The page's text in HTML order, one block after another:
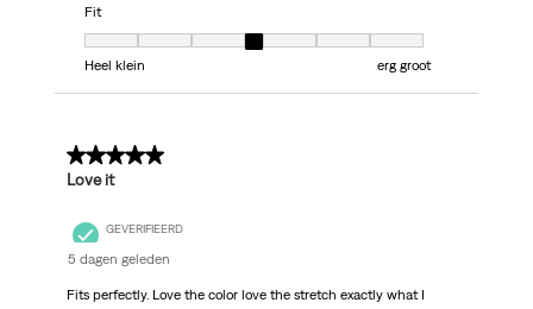
Fit
Fit, 4 van 7, waarbij 1 gelijk is aan Heel klein en 7 gelijk is aan erg groot
Heel klein
erg groot
5 van 5 sterren.
Love it
GEVERIFIEERD
5 dagen geleden
Fits perfectly. Love the color love the stretch exactly what I